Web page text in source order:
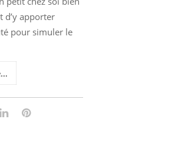
d’y apporter
pour simuler le